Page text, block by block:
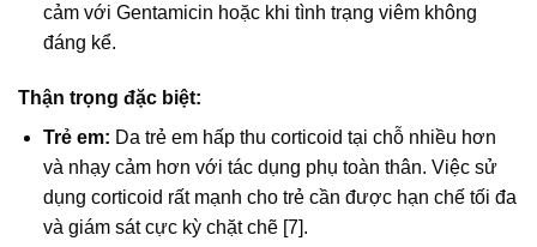
cảm với Gentamicin hoặc khi tình trạng viêm không
đáng kể.
Thận trọng đặc biệt:
Trẻ em: Da trẻ em hấp thu corticoid tại chỗ nhiều hơn
và nhạy cảm hơn với tác dụng phụ toàn thân. Việc sử
dụng corticoid rất mạnh cho trẻ cần được hạn chế tối đa
và giám sát cực kỳ chặt chẽ [7].